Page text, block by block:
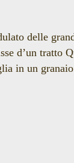
delle
d’un tratto
in un